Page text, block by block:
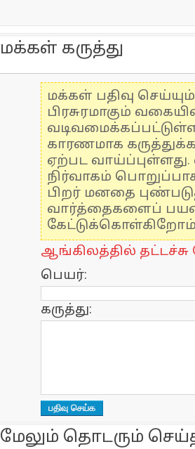
மக்கள் கருத்து
மக்கள் பதிவு
பிரசுரமாகும்
காரணமாக
ஏற்பட வாய்ப்புள்ளது.
நிர்வாகம்
பிறர் மனதை
வார்த்தைகளைப்
ஆங்கிலத்தில் தட்டச்சு
பெயர்:
கருத்து:
மேலும் தொடரும்